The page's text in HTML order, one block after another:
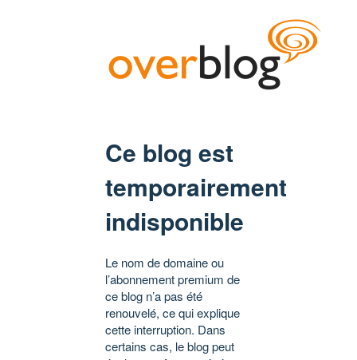
Ce blog est
temporairement
indisponible
Le nom de domaine ou
l’abonnement premium de
ce blog n’a pas été
renouvelé, ce qui explique
cette interruption. Dans
certains cas, le blog peut